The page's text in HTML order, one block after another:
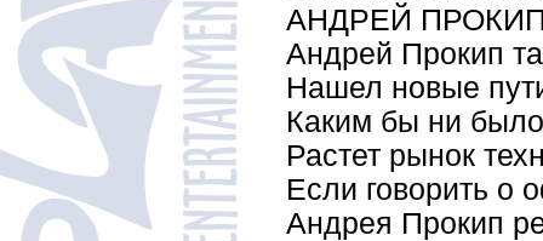
АНДРЕЙ
Андрей Прокип
Нашел новые
Каким бы ни было
Растет рынок
Если говорить о
Андрея Прокип